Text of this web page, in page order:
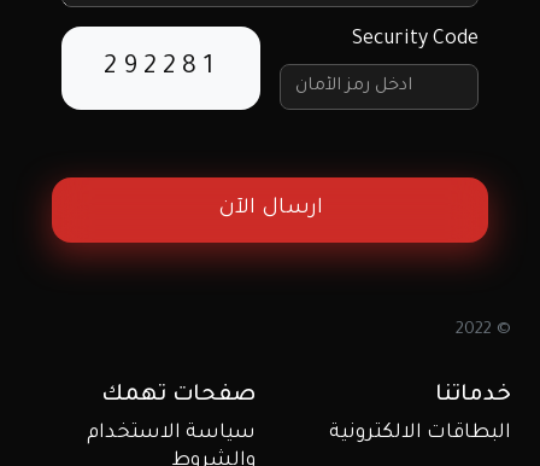
Security Code
292281
ارسال الآن
© 2022
خدماتنا
البطاقات الالكترونية
صفحات تهمك
سياسة الاستخدام
والشروط